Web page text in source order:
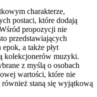
charakterze,
postaci, które dodają
propozycji nie
przedstawiających
a także płyt
kolekcjonerów muzyki.
z myślą o osobach
wartości, które nie
staną się wyjątkową